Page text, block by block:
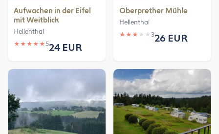
Aufwachen in der Eifel
mit Weitblick
Hellenthal
★ ★ ★ ★ ★524 EUR
Oberprether Mühle
Hellenthal
★ ★ ★ ★ ★ 326 EUR